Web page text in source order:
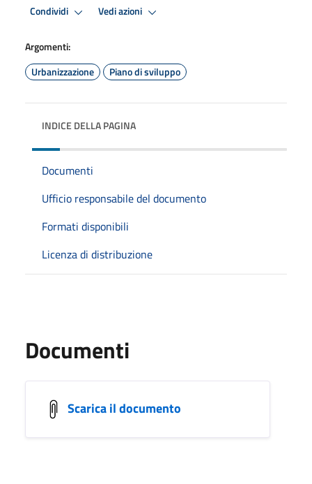
Condividi Vedi azioni
Argomenti:
Urbanizzazione
Piano di sviluppo
INDICE DELLA PAGINA
Documenti
Ufficio responsabile del documento
Formati disponibili
Licenza di distribuzione
Documenti
Scarica il documento